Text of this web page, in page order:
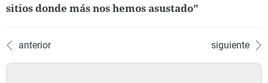
sitios donde más nos hemos asustado"
anterior siguiente